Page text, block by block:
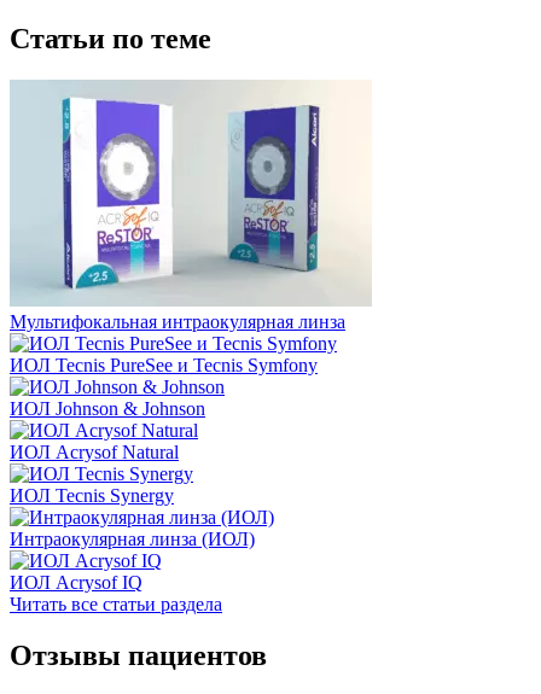
Статьи по теме
Мультифокальная интраокулярная линза
ИОЛ Tecnis PureSee и Tecnis Symfony
ИОЛ Johnson & Johnson
ИОЛ Acrysof Natural
ИОЛ Tecnis Synergy
Интраокулярная линза (ИОЛ)
ИОЛ Acrysof IQ
Читать все статьи раздела
Отзывы пациентов